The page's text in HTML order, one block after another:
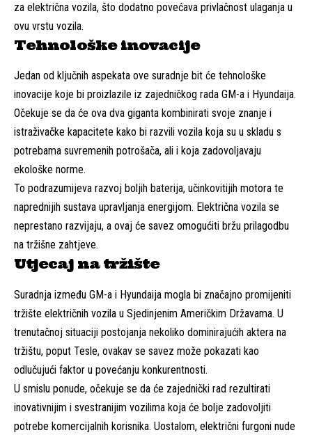
za električna vozila, što dodatno povećava privlačnost ulaganja u
ovu vrstu vozila.
Tehnološke inovacije
Jedan od ključnih aspekata ove suradnje bit će tehnološke
inovacije koje bi proizlazile iz zajedničkog rada GM-a i Hyundaija.
Očekuje se da će ova dva giganta kombinirati svoje znanje i
istraživačke kapacitete kako bi razvili vozila koja su u skladu s
potrebama suvremenih potrošača, ali i koja zadovoljavaju
ekološke norme.
To podrazumijeva razvoj boljih baterija, učinkovitijih motora te
naprednijih sustava upravljanja energijom. Električna vozila se
neprestano razvijaju, a ovaj će savez omogućiti bržu prilagodbu
na tržišne zahtjeve.
Utjecaj na tržište
Suradnja između GM-a i Hyundaija mogla bi značajno promijeniti
tržište električnih vozila u Sjedinjenim Američkim Državama. U
trenutačnoj situaciji postojanja nekoliko dominirajućih aktera na
tržištu, poput Tesle, ovakav se savez može pokazati kao
odlučujući faktor u povećanju konkurentnosti.
U smislu ponude, očekuje se da će zajednički rad rezultirati
inovativnijim i svestranijim vozilima koja će bolje zadovoljiti
potrebe komercijalnih korisnika. Uostalom, električni furgoni nude